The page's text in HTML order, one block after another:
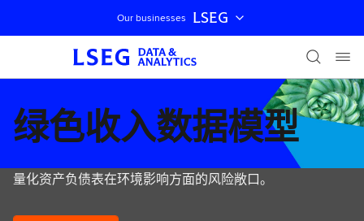
跳过导航
Our businesses LSEG
绿色收入数据模型
量化资产负债表在环境影响方面的风险敞口。